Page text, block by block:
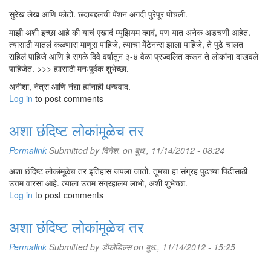
सुरेख लेख आणि फोटो. छंदाबद्दलची पॅशन अगदी पुरेपूर पोचली.
माझी अशी इच्छा आहे की याचं एखादं म्युझियम व्हावं, पण यात अनेक अडचणी आहेत.
त्यासाठी यातलं कळणारा माणूस पाहिजे, त्याचा मेंटेनन्स झाला पाहिजे, ते पुढे चालत
राहिलं पाहिजे आणि हे सगळे दिवे वर्षातून ३-४ वेळा प्रज्वलित करून ते लोकांना दाखवले
पाहिजेत. >>> ह्यासाठी मनःपूर्वक शुभेच्छा.
अनीशा, नेत्रा आणि नंद्या ह्यांनाही धन्यवाद.
Log in to post comments
अशा छंदिष्ट लोकांमूळेच तर
Permalink Submitted by दिनेश. on बुध., 11/14/2012 - 08:24
अशा छंदिष्ट लोकांमूळेच तर इतिहास जपला जातो. तूमचा हा संग्रह पुढच्या पिढीसाठी
उत्तम वारसा आहे. त्याला उत्तम संग्रहालय लाभो, अशी शुभेच्छा.
Log in to post comments
अशा छंदिष्ट लोकांमूळेच तर
Permalink Submitted by डॅफोडिल्सon बुध., 11/14/2012 - 15:25